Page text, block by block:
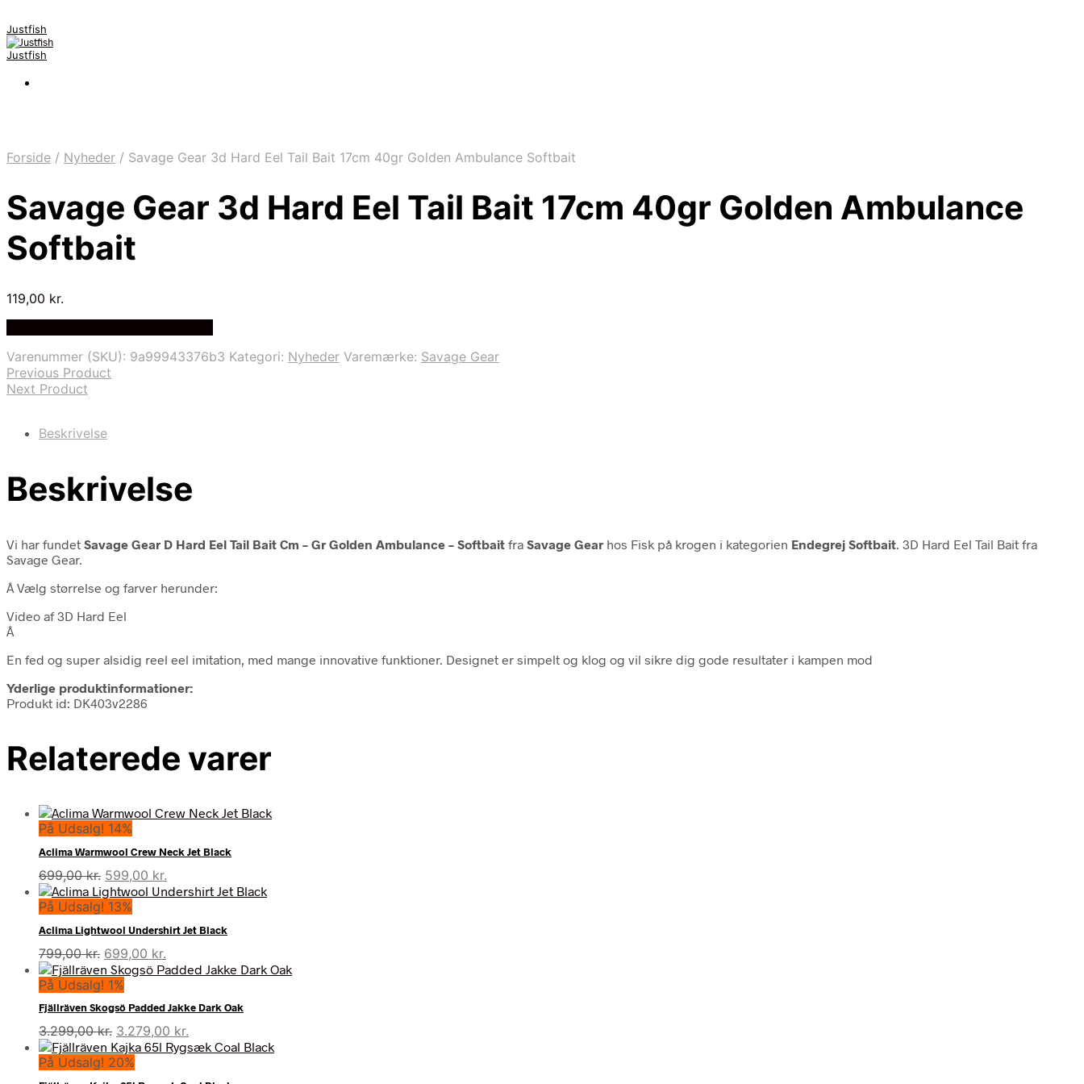
Justfish
Justfish
Forside / Nyheder / Savage Gear 3d Hard Eel Tail Bait 17cm 40gr Golden Ambulance Softbait
Savage Gear 3d Hard Eel Tail Bait 17cm 40gr Golden Ambulance
Softbait
119,00 kr.
Varenummer (SKU): 9a99943376b3 Kategori: Nyheder Varemærke: Savage Gear
Previous Product
Next Product
Beskrivelse
Beskrivelse
Vi har fundet Savage Gear D Hard Eel Tail Bait Cm – Gr Golden Ambulance – Softbait fra Savage Gear hos Fisk på krogen i kategorien Endegrej Softbait . 3D Hard Eel Tail Bait fra
Savage Gear.
Â Vælg størrelse og farver herunder:
Video af 3D Hard Eel
Â
En fed og super alsidig reel eel imitation, med mange innovative funktioner. Designet er simpelt og klog og vil sikre dig gode resultater i kampen mod
Yderlige produktinformationer:
Produkt id: DK403v2286
Relaterede varer
På Udsalg! 14%
Aclima Warmwool Crew Neck Jet Black
699,00kr. Den
oprindelige
pris
var:
699,00 kr..
599,00 kr.
aktuelle
er:
599,00 kr..
På Udsalg! 13%
Aclima Lightwool Undershirt Jet Black
799,00kr. Den
oprindelige
pris
var:
799,00 kr..
699,00 kr.
aktuelle
er:
699,00 kr..
På Udsalg! 1%
Fjällräven Skogsö Padded Jakke Dark Oak
3.299,00kr. Den
oprindelige
pris
var:
3.279,00 kr.
aktuelle
er:
På Udsalg! 20%